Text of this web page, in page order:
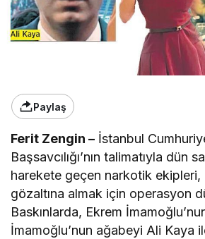
Paylaş
Ferit Zengin – İstanbul
Başsavcılığı’nın talimatıyla dün
harekete geçen narkotik ekipleri,
gözaltına almak için operasyon
Baskınlarda, Ekrem
İmamoğlu’nun ağabeyi Ali Kaya